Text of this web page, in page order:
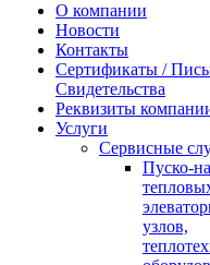
О компании
Новости
Контакты
Сертификаты /
Свидетельства
Реквизиты
Услуги
Сервисные
Пуско-
узлов,